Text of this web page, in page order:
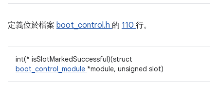
定義位於檔案 boot_control.h 的 110 行。
int(* isSlotMarkedSuccessful)(struct
boot_control_module *module, unsigned slot)